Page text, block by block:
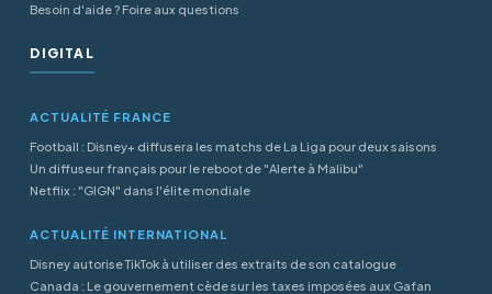
Besoin d'aide ? Foire aux questions
DIGITAL
ACTUALITÉ FRANCE
Football : Disney+ diffusera les matchs de La Liga pour deux saisons
Un diffuseur français pour le reboot de "Alerte à Malibu"
Netflix : "GIGN" dans l'élite mondiale
ACTUALITÉ INTERNATIONAL
Disney autorise TikTok à utiliser des extraits de son catalogue
Canada : Le gouvernement cède sur les taxes imposées aux Gafan